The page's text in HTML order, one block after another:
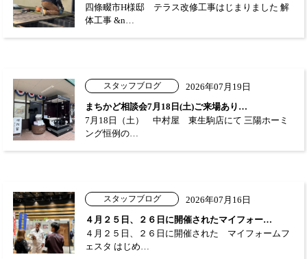
四條畷市H様邸 テラス改修工事はじまりました 解
体工事 &n…
スタッフブログ
2026年07月19日
まちかど相談会7月18日(土)ご来場あり…
7月18日（土） 中村屋 東生駒店にて 三陽ホーミ
ング恒例の…
スタッフブログ
2026年07月16日
４月２５日、２６日に開催されたマイフォー…
４月２５日、２６日に開催された マイフォームフ
ェスタ はじめ…